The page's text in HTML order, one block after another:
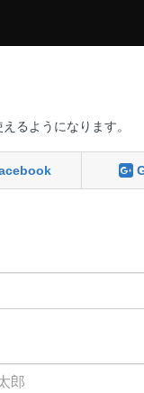
るようになります。